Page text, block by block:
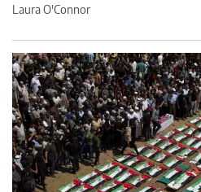
Laura O'Connor